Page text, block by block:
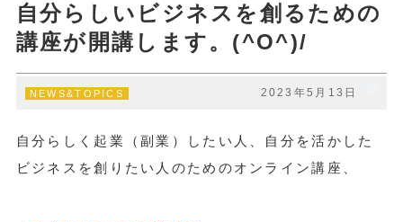
お客様の声
読みもの
オンラインサロン
自分らしいビジネスを創るための
講座が開講します。(^O^)/
NEWS&TOPICS 2023年5月13日
自分らしく起業（副業）したい人、自分を活かした
ビジネスを創りたい人のためのオンライン講座、